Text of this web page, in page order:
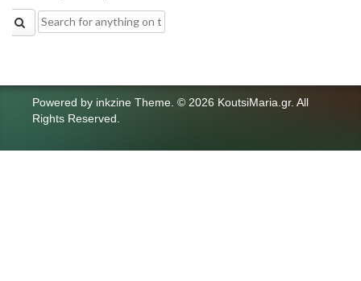
Search
for:
Powered by inkzine Theme © 2026 KoutsiMaria.gr. All
Rights Reserved.